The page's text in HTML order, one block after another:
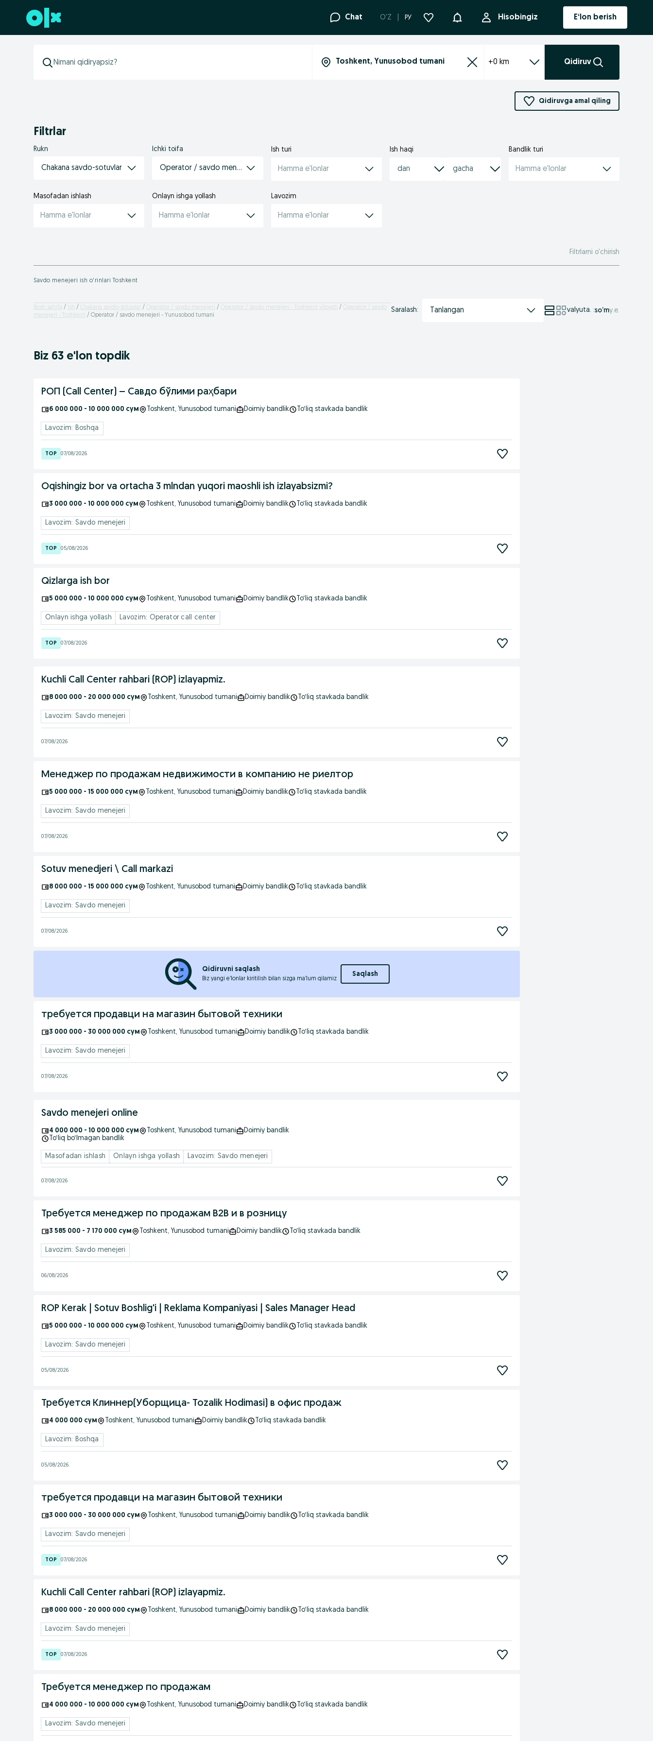
Futerga oʻtish Chat O'Z РУ Bildirishnoma Hisobingiz E‘lon berish
+0 km Qidiruv
Qidiruvga amal qiling
Filtrlar
Rukn
Chakana savdo-sotuvlar
Ichki toifa
Operator / savdo menejeri
Ish turi
Hamma e'lonlar
Ish haqi Bandlik turi
Hamma e'lonlar
Masofadan ishlash
Hamma e'lonlar
Onlayn ishga yollash
Hamma e'lonlar
Lavozim
Hamma e'lonlar
Filtrlarni o’chirish
Savdo menejeri ish o'rinlari Toshkent
Bosh sahifa Ish Chakana savdo-sotuvlar Operator / savdo menejeri Operator / savdo menejeri - Toshkent viloyati
Operator / savdo
menejeri - Toshkent
Operator / savdo menejeri - Yunusobod tumani
Saralash: Tanlangan valyuta. :so’mу.е.
Biz 63 e'lon topdik
РОП (Call Center) – Савдо бўлими раҳбари
6 000 000 - 10 000 000 сум Toshkent, Yunusobod tumani Doimiy bandlik To‘liq stavkada bandlik
Lavozim: Boshqa
07/08/2026
Oqishingiz bor va ortacha 3 mlndan yuqori maoshli ish izlayabsizmi?
3 000 000 - 10 000 000 сум Toshkent, Yunusobod tumani Doimiy bandlik To‘liq stavkada bandlik
Lavozim: Savdo menejeri
05/08/2026
Qizlarga ish bor
5 000 000 - 10 000 000 сум Toshkent, Yunusobod tumani Doimiy bandlik To‘liq stavkada bandlik
Onlayn ishga yollash Lavozim: Operator call center
07/08/2026
Kuchli Call Center rahbari (ROP) izlayapmiz.
8 000 000 - 20 000 000 сум Toshkent, Yunusobod tumani Doimiy bandlik To‘liq stavkada bandlik
Lavozim: Savdo menejeri
07/08/2026
Менеджер по продажам недвижимости в компанию не риелтор
5 000 000 - 15 000 000 сум Toshkent, Yunusobod tumani Doimiy bandlik To‘liq stavkada bandlik
Lavozim: Savdo menejeri
07/08/2026
Sotuv menedjeri \ Call markazi
8 000 000 - 15 000 000 сум Toshkent, Yunusobod tumani Doimiy bandlik To‘liq stavkada bandlik
Lavozim: Savdo menejeri
07/08/2026
Qidiruvni saqlash
Biz yangi e’lonlar kiritilish bilan sizga ma’lum qilamiz
Saqlash
требуется продавци на магазин бытовой техники
3 000 000 - 30 000 000 сум Toshkent, Yunusobod tumani Doimiy bandlik To‘liq stavkada bandlik
Lavozim: Savdo menejeri
07/08/2026
Savdo menejeri online
4 000 000 - 10 000 000 сум Toshkent, Yunusobod tumani
Doimiy bandlik
To‘liq bo‘lmagan bandlik
Masofadan ishlash Onlayn ishga yollash Lavozim: Savdo menejeri
07/08/2026
Требуется менеджер по продажам B2B и в розницу
3 585 000 - 7 170 000 сум Toshkent, Yunusobod tumani Doimiy bandlik To‘liq stavkada bandlik
Lavozim: Savdo menejeri
06/08/2026
ROP Kerak | Sotuv Boshlig'i | Reklama Kompaniyasi | Sales Manager Head
5 000 000 - 10 000 000 сум Toshkent, Yunusobod tumani Doimiy bandlik To‘liq stavkada bandlik
Lavozim: Savdo menejeri
05/08/2026
Требуется Клиннер(Уборщица- Tozalik Hodimasi) в офис продаж
4 000 000 сум Toshkent, Yunusobod tumani Doimiy bandlik To‘liq stavkada bandlik
Lavozim: Boshqa
05/08/2026
требуется продавци на магазин бытовой техники
3 000 000 - 30 000 000 сум Toshkent, Yunusobod tumani Doimiy bandlik To‘liq stavkada bandlik
Lavozim: Savdo menejeri
07/08/2026
Kuchli Call Center rahbari (ROP) izlayapmiz.
8 000 000 - 20 000 000 сум Toshkent, Yunusobod tumani Doimiy bandlik To‘liq stavkada bandlik
Lavozim: Savdo menejeri
07/08/2026
Требуется менеджер по продажам
4 000 000 - 10 000 000 сум Toshkent, Yunusobod tumani Doimiy bandlik To‘liq stavkada bandlik
Lavozim: Savdo menejeri